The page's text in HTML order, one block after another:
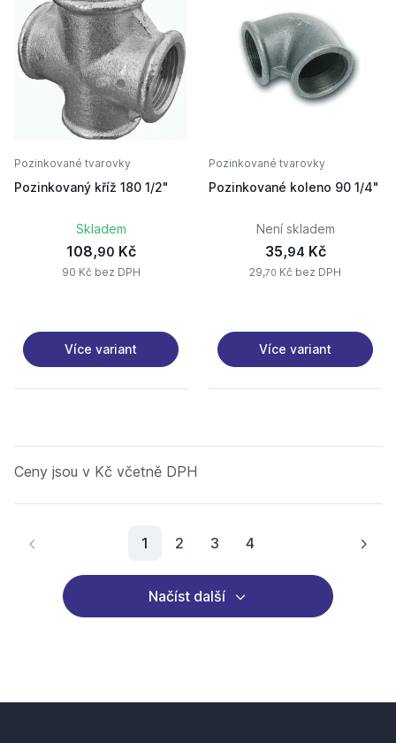
Pozinkované tvarovky
Pozinkovaný kříž 180 1/2"
Skladem
108,90 Kč
90 Kč bez DPH
Více variant
Pozinkované tvarovky
Pozinkované koleno 90 1/4"
Není skladem
35,94 Kč
29,70 Kč bez DPH
Více variant
Ceny jsou v Kč včetně DPH
1 Aktuální stránka
2 3 4
Načíst další